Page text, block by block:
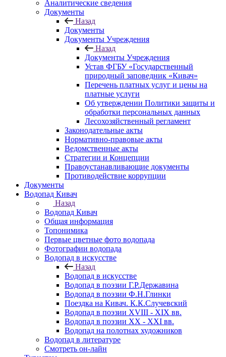
Аналитические сведения
Документы
Назад
Документы
Документы Учреждения
Назад
Документы Учреждения
Устав ФГБУ «Государственный
природный заповедник «Кивач»
Перечень платных услуг и цены на
платные услуги
Об утверждении Политики защиты и
обработки персональных данных
Лесохозяйственный регламент
Законодательные акты
Нормативно-правовые акты
Ведомственные акты
Стратегии и Концепции
Правоустанавливающие документы
Противодействие коррупции
Документы
Водопад Кивач
Назад
Водопад Кивач
Общая информация
Топонимика
Первые цветные фото водопада
Фотографии водопада
Водопад в искусстве
Назад
Водопад в искусстве
Водопад в поэзии Г.Р.Державина
Водопад в поэзии Ф.Н.Глинки
Поездка на Кивач. К.К.Случевский
Водопад в поэзии XVIII - XIX вв.
Водопад в поэзии XX - XXI вв.
Водопад на полотнах художников
Водопад в литературе
Смотреть он-лайн